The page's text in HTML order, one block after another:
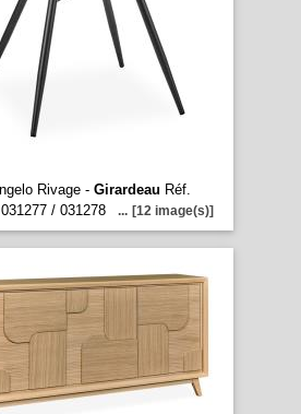
Rivage - Girardeau Réf.
/ 031278
... [12 image(s)]